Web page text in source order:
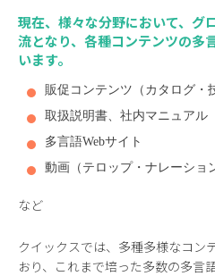
現在、様々な分野において、グ
流となり、各種コンテンツの多
います。
販促コンテンツ（カタログ・
取扱説明書、社内マニュアル
多言語Webサイト
動画（テロップ・ナレーショ
など
クイックスでは、多種多様なコン
おり、これまで培った多数の多言